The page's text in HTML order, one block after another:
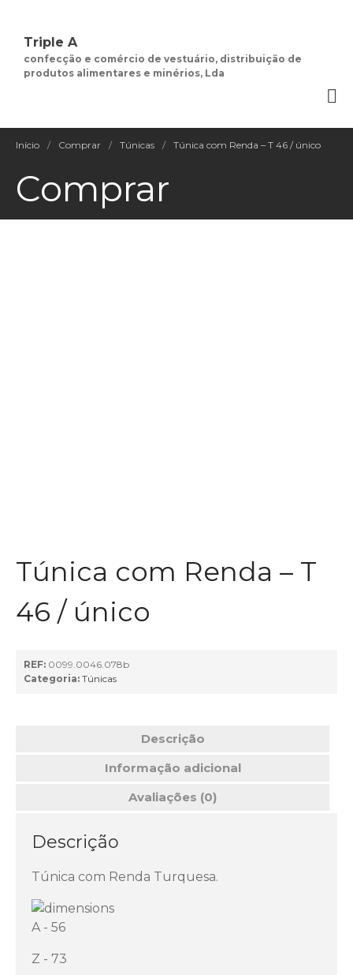
Moda Feminina
Triple A
confecção e comércio de vestuário, distribuição de
produtos alimentares e minérios, Lda
Início / Comprar / Túnicas / Túnica com Renda – T 46 / único
Comprar
Túnica com Renda – T
46 / único
REF: 0099.0046.078b
Categoria: Túnicas
Descrição
Informação adicional
Avaliações (0)
Descrição
Túnica com Renda Turquesa.
A - 56
Z - 73